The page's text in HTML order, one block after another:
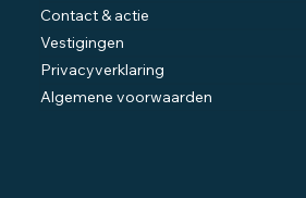
Contact & actie
Vestigingen
Privacyverklaring
Algemene voorwaarden